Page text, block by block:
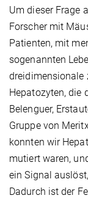
Um dieser Frage
Forscher mit
Patienten, mit
sogenannten
dreidimensionale
Hepatozyten, die
Belenguer,
Gruppe von
konnten wir
mutiert waren,
ein Signal
Dadurch ist der